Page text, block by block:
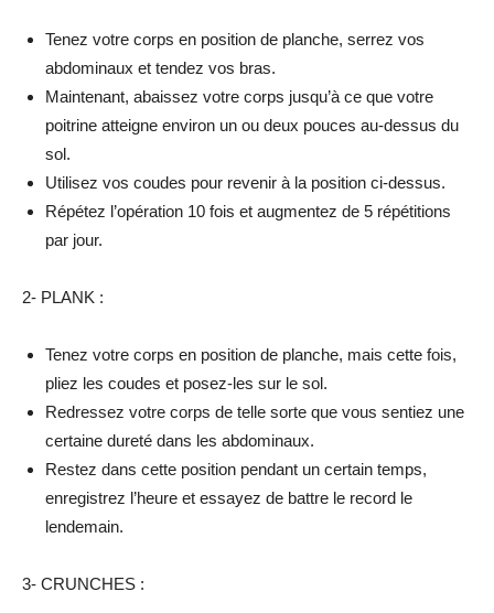
Tenez votre corps en position de planche, serrez vos
abdominaux et tendez vos bras.
Maintenant, abaissez votre corps jusqu’à ce que votre
poitrine atteigne environ un ou deux pouces au-dessus du
sol.
Utilisez vos coudes pour revenir à la position ci-dessus.
Répétez l’opération 10 fois et augmentez de 5 répétitions
par jour.
2- PLANK :
Tenez votre corps en position de planche, mais cette fois,
pliez les coudes et posez-les sur le sol.
Redressez votre corps de telle sorte que vous sentiez une
certaine dureté dans les abdominaux.
Restez dans cette position pendant un certain temps,
enregistrez l’heure et essayez de battre le record le
lendemain.
3- CRUNCHES :